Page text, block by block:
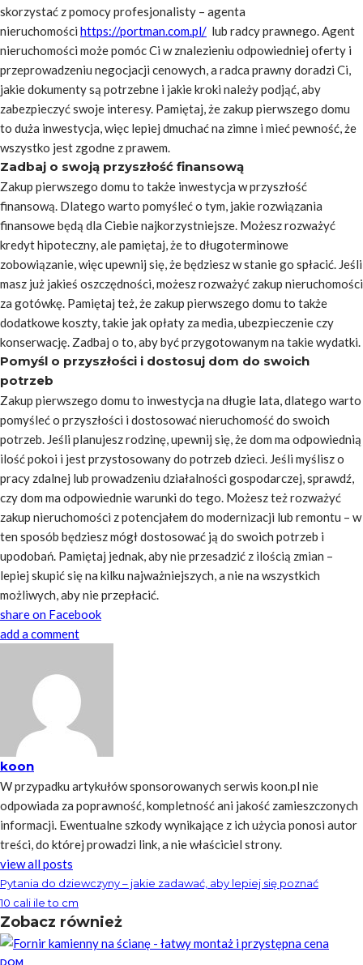
skorzystać z pomocy profesjonalisty – agenta
nieruchomości https://portman.com.pl/ lub radcy prawnego. Agent
nieruchomości może pomóc Ci w znalezieniu odpowiedniej oferty i
przeprowadzeniu negocjacji cenowych, a radca prawny doradzi Ci,
jakie dokumenty są potrzebne i jakie kroki należy podjąć, aby
zabezpieczyć swoje interesy. Pamiętaj, że zakup pierwszego domu
to duża inwestycja, więc lepiej dmuchać na zimne i mieć pewność, że
wszystko jest zgodne z prawem.
Zadbaj o swoją przyszłość finansową
Zakup pierwszego domu to także inwestycja w przyszłość
finansową. Dlatego warto pomyśleć o tym, jakie rozwiązania
finansowe będą dla Ciebie najkorzystniejsze. Możesz rozważyć
kredyt hipoteczny, ale pamiętaj, że to długoterminowe
zobowiązanie, więc upewnij się, że będziesz w stanie go spłacić. Jeśli
masz już jakieś oszczędności, możesz rozważyć zakup nieruchomości
za gotówkę. Pamiętaj też, że zakup pierwszego domu to także
dodatkowe koszty, takie jak opłaty za media, ubezpieczenie czy
konserwację. Zadbaj o to, aby być przygotowanym na takie wydatki.
Pomyśl o przyszłości i dostosuj dom do swoich
potrzeb
Zakup pierwszego domu to inwestycja na długie lata, dlatego warto
pomyśleć o przyszłości i dostosować nieruchomość do swoich
potrzeb. Jeśli planujesz rodzinę, upewnij się, że dom ma odpowiednią
ilość pokoi i jest przystosowany do potrzeb dzieci. Jeśli myślisz o
pracy zdalnej lub prowadzeniu działalności gospodarczej, sprawdź,
czy dom ma odpowiednie warunki do tego. Możesz też rozważyć
zakup nieruchomości z potencjałem do modernizacji lub remontu – w
ten sposób będziesz mógł dostosować ją do swoich potrzeb i
upodobań. Pamiętaj jednak, aby nie przesadzić z ilością zmian –
lepiej skupić się na kilku najważniejszych, a nie na wszystkich
możliwych, aby nie przepłacić.
share on Facebook
add a comment
koon
W przypadku artykułów sponsorowanych serwis koon.pl nie
odpowiada za poprawność, kompletność ani jakość zamieszczonych
informacji. Ewentualne szkody wynikające z ich użycia ponosi autor
treści, do której prowadzi link, a nie właściciel strony.
view all posts
Pytania do dziewczyny – jakie zadawać, aby lepiej się poznać
10 cali ile to cm
Zobacz również
DOM